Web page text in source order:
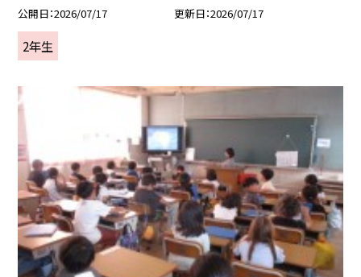
公開日 2026/07/17 更新日 2026/07/17
2年生